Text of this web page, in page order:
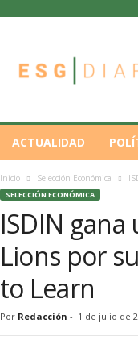
ACTUALIDAD
Inicio Selección Económica
SELECCIÓN ECONÓMICA
ISDIN
Lions por
to Learn
Por Redacción - 1 de julio de